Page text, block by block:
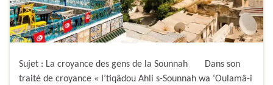
Sujet : La croyance des gens de la Sounnah Dans son
traité de croyance « I’tiqâdou Ahli s-Sounnah wa ‘Oulamâ-i